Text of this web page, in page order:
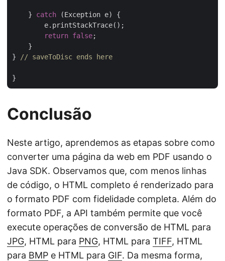
    }
catch (Exception e) {
return false;
    }
}
// saveToDisc ends here
Conclusão
Neste artigo, aprendemos as etapas sobre como
converter uma página da web em PDF usando o
Java SDK. Observamos que, com menos linhas
de código, o HTML completo é renderizado para
o formato PDF com fidelidade completa. Além do
formato PDF, a API também permite que você
execute operações de conversão de HTML para
JPG, HTML para PNG, HTML para TIFF, HTML
para BMP e HTML para GIF. Da mesma forma,